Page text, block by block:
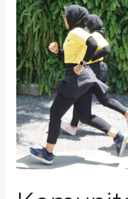
Kesehatan
Rutin
di
Apotek
Pasfarma